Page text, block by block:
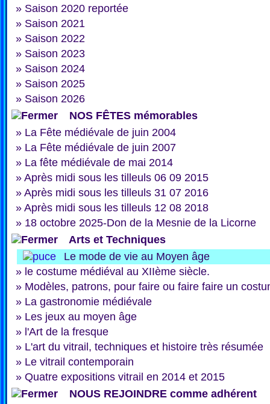
» Saison 2020 reportée
» Saison 2021
» Saison 2022
» Saison 2023
» Saison 2024
» Saison 2025
» Saison 2026
NOS FÊTES mémorables
» La Fête médiévale de juin 2004
» La Fête médiévale de juin 2007
» La fête médiévale de mai 2014
» Après midi sous les tilleuls 06 09 2015
» Après midi sous les tilleuls 31 07 2016
» Après midi sous les tilleuls 12 08 2018
» 18 octobre 2025-Don de la Mesnie de la Licorne
Arts et Techniques
Le mode de vie au Moyen âge
» le costume médiéval au XIIème siècle.
» Modèles, patrons, pour faire ou faire faire un
» La gastronomie médiévale
» Les jeux au moyen âge
» l'Art de la fresque
» L'art du vitrail, techniques et histoire très résumée
» Le vitrail contemporain
» Quatre expositions vitrail en 2014 et 2015
NOUS REJOINDRE comme adhérent